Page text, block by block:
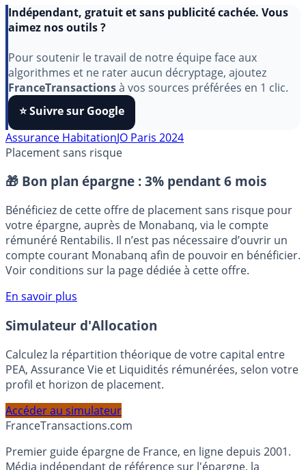
aimez nos outils ?
Pour soutenir le travail de notre équipe face aux
algorithmes et ne rater aucun décryptage, ajoutez
FranceTransactionsà vos sources préférées en 1 clic.
⭐️ Suivre sur Google
Placement sans risque
🎁 Bon plan épargne : 3% pendant 6 mois
Bénéficiez de cette offre de placement sans risque pour
votre épargne, auprès de Monabanq, via le compte
rémunéré Rentabilis. Il n’est pas nécessaire d’ouvrir un
Voir conditions sur la page dédiée à cette offre.
En savoir plus
Simulateur d'Allocation
Calculez la répartition théorique de votre capital entre
PEA, Assurance Vie et Liquidités rémunérées, selon votre
profil et horizon de placement.
FranceTransactions.com